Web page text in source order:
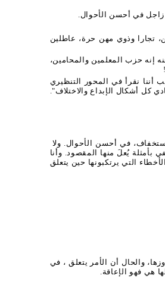
في أحسن الأحوال.
تجارا وذوي مهن حرة، عاطلين
إنه حزب المعلمين والمحامين،
أننا نقرأ في المحور التنظيري
كل أشكال الإبداع والاختلاف".
في أحسن الأحوال. ولا
بأمثلة يُعلَ منها المقصود. وأنا
التي يرتكبونها حين يتعلق
والحال أن الأمر يتعلق ، في
هي فهو الإعاقة.